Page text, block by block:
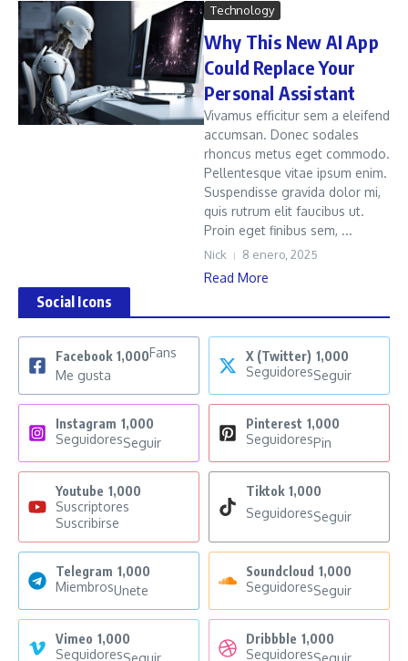
Technology
Why This New AI App
Could Replace Your
Personal Assistant
Vivamus efficitur sem a eleifend
accumsan. Donec sodales
rhoncus metus eget commodo.
Pellentesque vitae ipsum enim.
Suspendisse gravida dolor mi,
quis rutrum elit faucibus ut.
Proin eget finibus sem, ...
Nick 8 enero, 2025
Read More
Social Icons
Facebook 1,000Fans
Me gusta
X (Twitter) 1,000
SeguidoresSeguir
Instagram 1,000
SeguidoresSeguir
Pinterest 1,000
SeguidoresPin
Youtube 1,000
Suscriptores
Suscribirse
Tiktok 1,000
SeguidoresSeguir
Telegram 1,000
MiembrosUnete
Soundcloud 1,000
SeguidoresSeguir
Vimeo 1,000
SeguidoresSeguir
Dribbble 1,000
SeguidoresSeguir